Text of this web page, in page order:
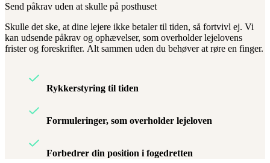
Send påkrav uden at skulle på posthuset
Skulle det ske, at dine lejere ikke betaler til tiden, så fortvivl ej. Vi
kan udsende påkrav og ophævelser, som overholder lejelovens
frister og foreskrifter. Alt sammen uden du behøver at røre en finger.
Rykkerstyring til tiden
Formuleringer, som overholder lejeloven
Forbedrer din position i fogedretten